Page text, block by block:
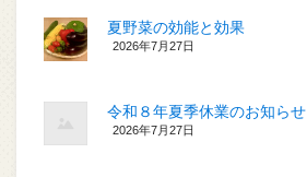
夏野菜の効能と効果
2026年7月27日
令和８年夏季休業のお知らせ
2026年7月27日